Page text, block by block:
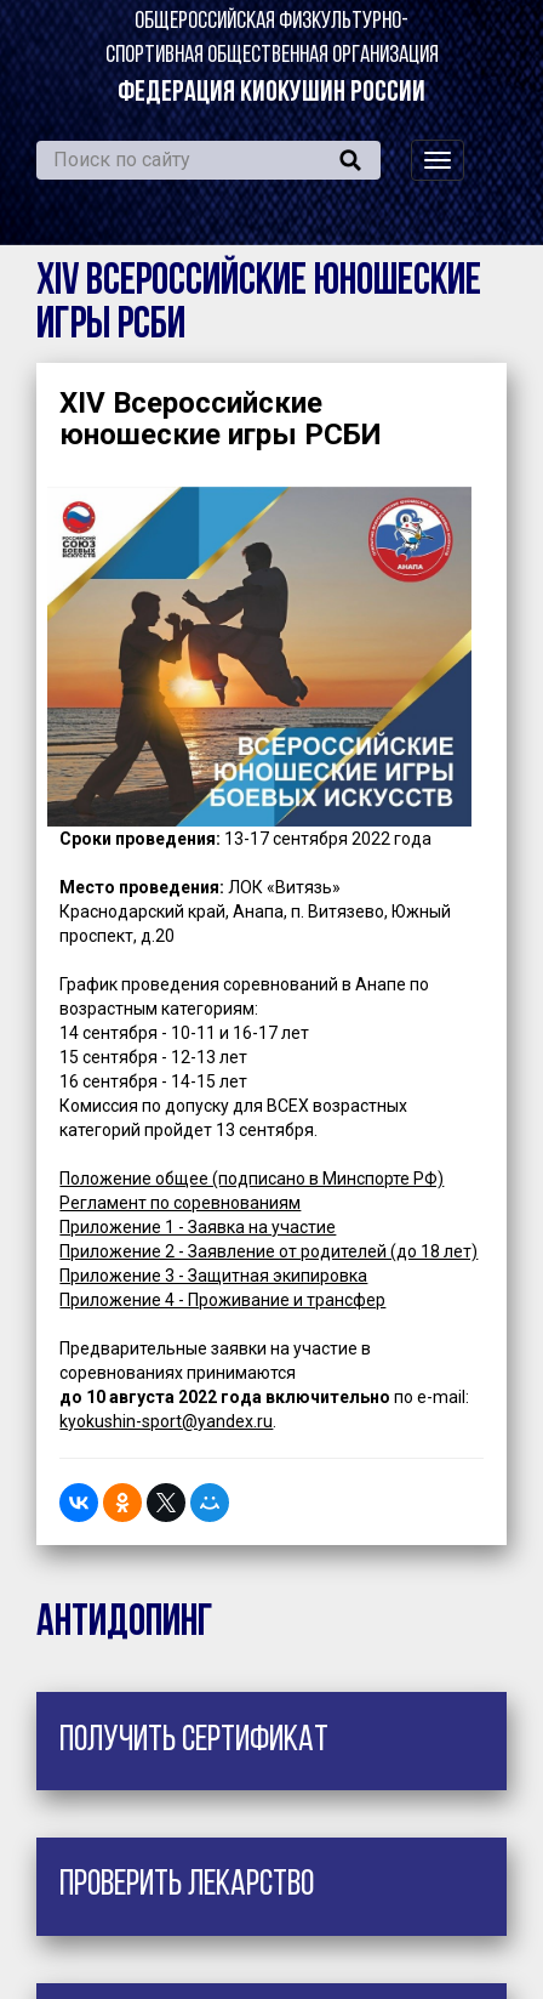
ОБЩЕРОССИЙСКАЯ ФИЗКУЛЬТУРНО-
СПОРТИВНАЯ ОБЩЕСТВЕННАЯ ОРГАНИЗАЦИЯ
ФЕДЕРАЦИЯ КИОКУШИН РОССИИ
навигация
по
сайту
XIV Всероссийские юношеские
игры РСБИ
XIV Всероссийские
юношеские игры РСБИ
Сроки проведения: 13-17 сентября 2022 года
Место проведения: ЛОК «Витязь»
Краснодарский край, Анапа, п. Витязево, Южный
проспект, д.20
График проведения соревнований в Анапе по
возрастным категориям:
14 сентября - 10-11 и 16-17 лет
15 сентября - 12-13 лет
16 сентября - 14-15 лет
Комиссия по допуску для ВСЕХ возрастных
категорий пройдет 13 сентября.
Положение общее (подписано в Минспорте РФ)
Регламент по соревнованиям
Приложение 1 - Заявка на участие
Приложение 2 - Заявление от родителей (до 18 лет)
Приложение 3 - Защитная экипировка
Приложение 4 - Проживание и трансфер
Предварительные заявки на участие в
соревнованиях принимаются
до 10 августа 2022 года включительнопо e-mail:
kyokushin-sport@yandex.ru
Антидопинг
Получить сертификат
Проверить лекарство